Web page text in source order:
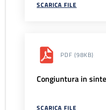
SCARICA FILE
PDF (98KB)
Congiuntura in
SCARICA FILE